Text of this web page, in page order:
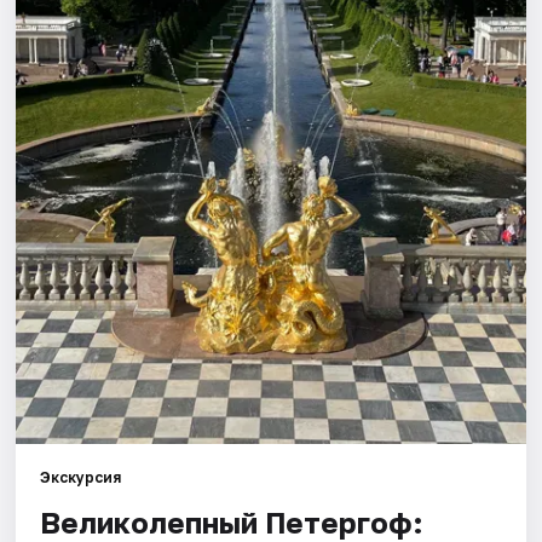
Города
Площадки
Артисты
Рейтинги
Экскурсия
Великолепный Петергоф: